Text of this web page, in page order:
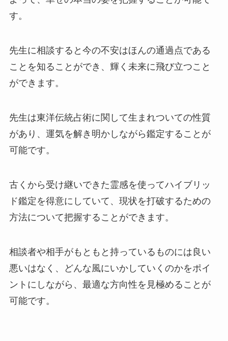
す。
先生に相談すると今の不安はほんの通過点である
ことを知ることができ、輝く未来に飛び立つこと
ができます。
先生は東洋伝統占術に関して生まれついての性質
があり、運気を解き明かしながら鑑定することが
可能です。
古くから受け継いできた霊感を使ってハイブリッ
ド鑑定を得意にしていて、現状を打破するための
方法について把握することができます。
相談者や相手がもともと持っているものには良い
悪いはなく、どんな風にいかしていくのかをポイ
ントにしながら、最適な方向性を見極めることが
可能です。